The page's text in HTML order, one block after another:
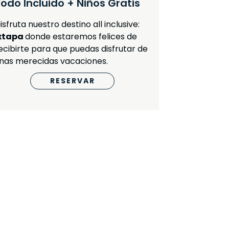
Incluido + Niños Gratis
nuestro destino all inclusive:
donde estaremos felices de
para que puedas disfrutar de
merecidas vacaciones.
RESERVAR